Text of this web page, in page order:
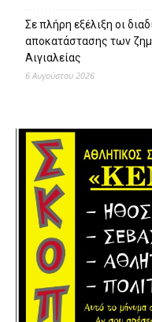
Σε πλήρη εξέλιξη οι
αποκατάστασης των
Αιγιαλείας
6 Αυγούστου 2026